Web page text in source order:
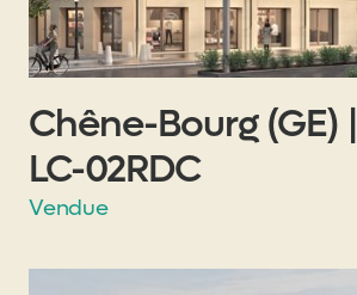
Chêne-Bourg (GE) |
LC-02RDC
Vendue